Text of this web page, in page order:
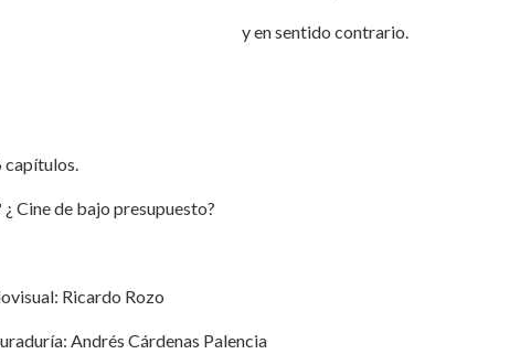
y en sentido contrario.
capítulos.
Cine de bajo presupuesto?
Ricardo Rozo
Andrés Cárdenas Palencia